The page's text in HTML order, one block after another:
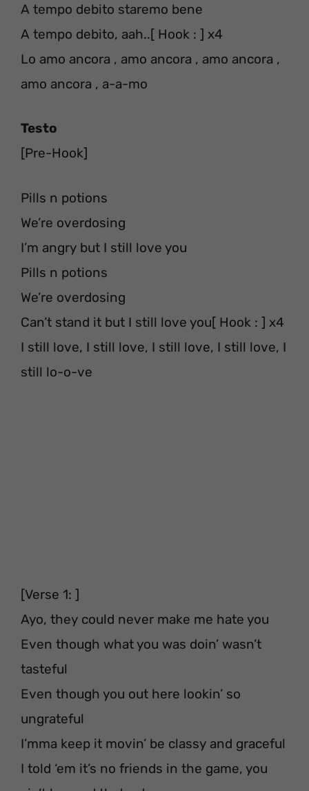
A tempo debito staremo bene
A tempo debito, aah..[ Hook : ] x4
Lo amo ancora , amo ancora , amo ancora ,
amo ancora , a-a-mo
Testo
[Pre-Hook]
Pills n potions
We’re overdosing
I’m angry but I still love you
Pills n potions
We’re overdosing
Can’t stand it but I still love you[ Hook : ] x4
I still love, I still love, I still love, I still love, I
still lo-o-ve
[Verse 1: ]
Ayo, they could never make me hate you
Even though what you was doin’ wasn’t
tasteful
Even though you out here lookin’ so
ungrateful
I’mma keep it movin’ be classy and graceful
I told ‘em it’s no friends in the game, you